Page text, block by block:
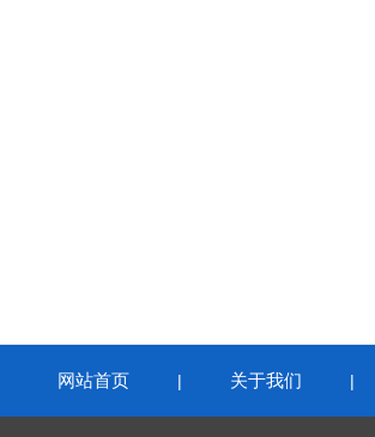
网站首页 | 关于我们 |